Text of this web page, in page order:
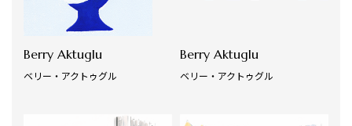
Berry Aktuglu
ベリー・アクトゥグル
Berry Aktuglu
ベリー・アクトゥグル